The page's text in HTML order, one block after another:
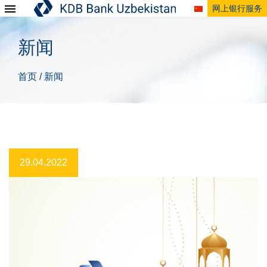
网上银行服务
新闻
首页 / 新闻
29.04.2022